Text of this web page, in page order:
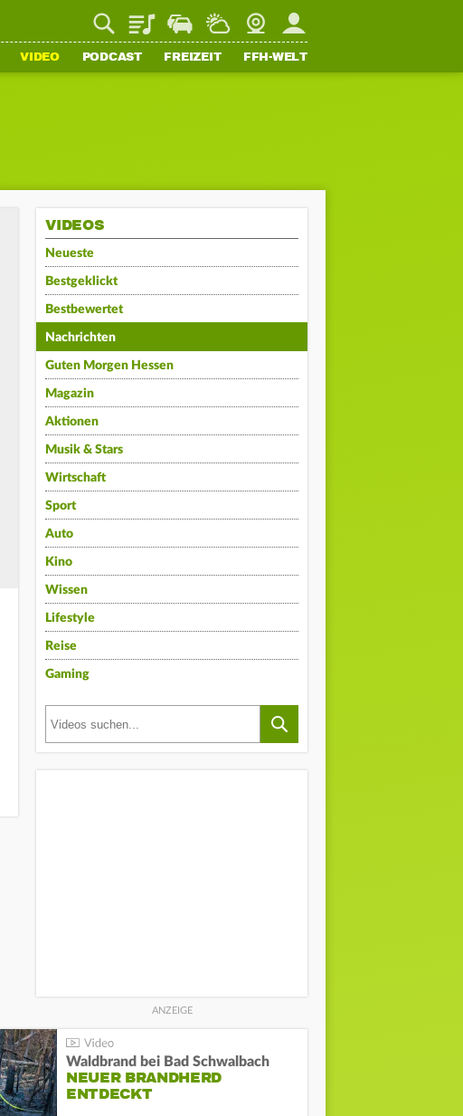
PlaylistStaupilotWetterWebcamMein FFH
VIDEO PODCAST FREIZEIT FFH-WELT
VIDEOS
Neueste
Bestgeklickt
Bestbewertet
Nachrichten
Guten Morgen Hessen
Magazin
Aktionen
Musik & Stars
Wirtschaft
Sport
Auto
Kino
Wissen
Lifestyle
Reise
Gaming
Waldbrand bei Bad Schwalbach
NEUER BRANDHERD
ENTDECKT